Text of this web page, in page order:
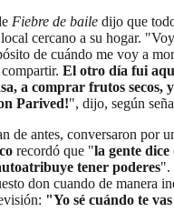
Fiebre de baile dijo que
cercano a su hogar.
de cuándo me voy a
El otro día fui
a comprar frutos secos,
Parived!", dijo, según
de antes, conversaron por
recordó que "la gente dice
tener poderes".
don cuando de manera
"Yo sé cuándo te